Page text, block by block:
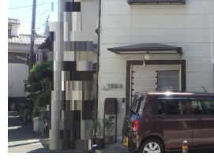
客様の声
6.その他の大阪市の施工事例